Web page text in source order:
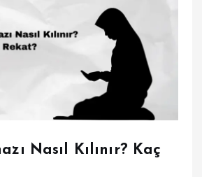
Nasıl Kılınır? Kaç